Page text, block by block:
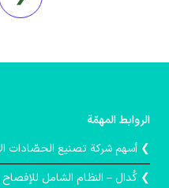
الروابط المهمّة
❯ أسهم شركة تصنيع الحصّادات
❯ كُدال – النظام الشامل للإفصاح